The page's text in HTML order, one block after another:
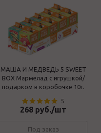
МАША И МЕДВЕДЬ 5 SWEET
BOX Мармелад с игрушкой/
подарком в коробочке 10г.
5
268 руб./шт
Под заказ